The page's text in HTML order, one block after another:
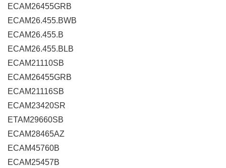
ECAM26455GRB
ECAM26.455.BWB
ECAM26.455.B
ECAM26.455.BLB
ECAM21110SB
ECAM26455GRB
ECAM21116SB
ECAM23420SR
ETAM29660SB
ECAM28465AZ
ECAM45760B
ECAM25457B